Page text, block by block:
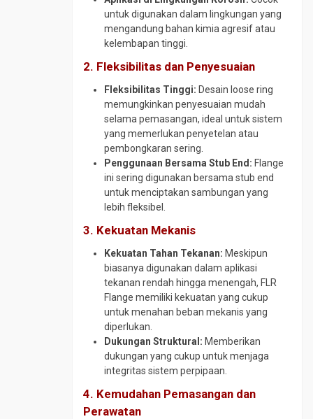
untuk digunakan dalam lingkungan yang
mengandung bahan kimia agresif atau
kelembapan tinggi.
2. Fleksibilitas dan Penyesuaian
Fleksibilitas Tinggi: Desain loose ring
memungkinkan penyesuaian mudah
selama pemasangan, ideal untuk sistem
yang memerlukan penyetelan atau
pembongkaran sering.
Penggunaan Bersama Stub End: Flange
ini sering digunakan bersama stub end
untuk menciptakan sambungan yang
lebih fleksibel.
3. Kekuatan Mekanis
Kekuatan Tahan Tekanan: Meskipun
biasanya digunakan dalam aplikasi
tekanan rendah hingga menengah, FLR
Flange memiliki kekuatan yang cukup
untuk menahan beban mekanis yang
diperlukan.
Dukungan Struktural: Memberikan
dukungan yang cukup untuk menjaga
integritas sistem perpipaan.
4. Kemudahan Pemasangan dan
Perawatan